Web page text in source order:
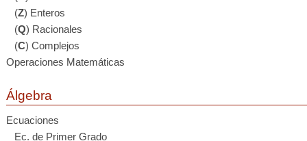
(Z) Enteros
(Q) Racionales
(C) Complejos
Operaciones Matemáticas
Álgebra
Ecuaciones
Ec. de Primer Grado